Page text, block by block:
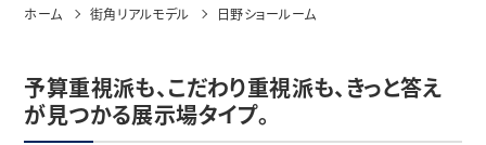
ホーム 街角リアルモデル 日野ショールーム
予算重視派も、こだわり重視派も、きっと答え
が見つかる展示場タイプ。